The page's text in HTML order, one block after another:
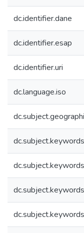
dc.identifier.dane
dc.identifier.esap
dc.identifier.uri
dc.language.iso
dc.subject.keywords
dc.subject.keywords
dc.subject.keywords
dc.subject.keywords